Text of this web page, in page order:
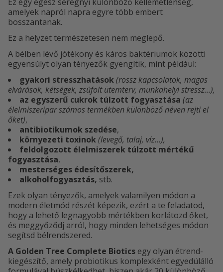
amelyek napról napra egyre több embert
bosszantanak.
Ez a helyzet természetesen nem meglepő.
A bélben lévő jótékony és káros baktériumok közötti
egyensúlyt olyan tényezők gyengítik, mint például:
gyakori stresszhatások(rossz kapcsolatok, magas
elvárások, kétségek, zsúfolt ütemterv, munkahelyi stressz…),
az egyszerű cukrok túlzott fogyasztása (az
élelmiszeripar számos termékben különböző néven rejti el
őket),
antibiotikumok szedése,
környezeti toxinok(levegő, talaj, víz…),
feldolgozott élelmiszerek túlzott mértékű
fogyasztása,
mesterséges édesítőszerek,
alkoholfogyasztás, stb.
Ezek olyan tényezők, amelyek valamilyen módon a
modern életmód részét képezik, ezért a te feladatod,
hogy a lehető legnagyobb mértékben korlátozd őket,
és meggyőződj arról, hogy minden lehetséges módon
segítsd bélrendszered.
A Golden Tree Complete Biotics egy olyan étrend-
kiegészítő, amely probiotikus komplexként egyedülálló